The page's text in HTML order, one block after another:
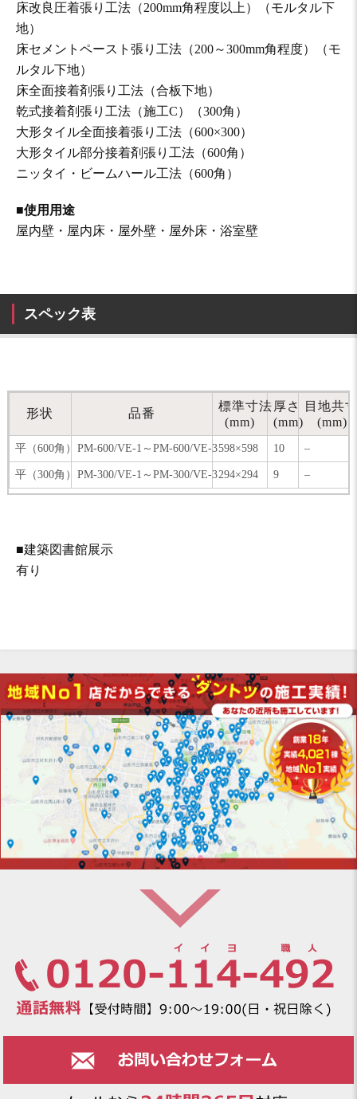
床改良圧着張り工法（200mm角程度以上）（モルタル下
地）
床セメントペースト張り工法（200～300mm角程度）（モ
ルタル下地）
床全面接着剤張り工法（合板下地）
乾式接着剤張り工法（施工C）（300角）
大形タイル全面接着張り工法（600×300）
大形タイル部分接着剤張り工法（600角）
ニッタイ・ビームハール工法（600角）
■使用用途
屋内壁・屋内床・屋外壁・屋外床・浴室壁
スペック表
形状 品番
標準寸法
(mm)
厚さ
(mm)
目地共
(mm)
平（600角） PM-600/VE-1～PM-600/VE-3598×598 10 –
平（300角） PM-300/VE-1～PM-300/VE-3294×294 9 –
■建築図書館展示
有り